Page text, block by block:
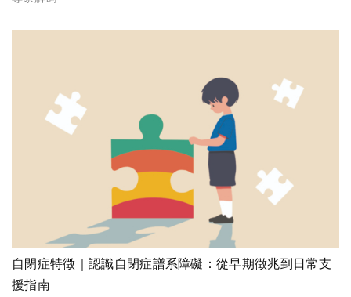
自閉症特徵｜認識自閉症譜系障礙：從早期徵兆到日常支
援指南